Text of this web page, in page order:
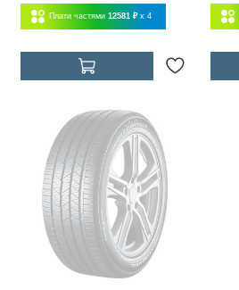
Плати частями 12581 ₽ x 4